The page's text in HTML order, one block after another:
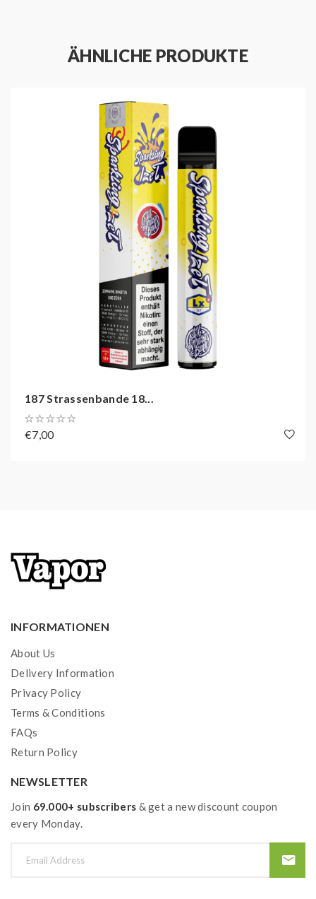
Produced by 187 Strassenbande
Füllmenge: 2 ml
Akkukapazität: 550 mAh
Nikotinstärke: 20 mg / ml
Enthält Nikotinsalz
Zugverhalten: MTL
Zugautomatik
Bis zu 600 Züge dampfen
ÄHNLICHE PRODUKTE
187 Strassenbande 18...
€7,00
INFORMATIONEN
About Us
Delivery Information
Privacy Policy
Terms & Conditions
FAQs
Return Policy
NEWSLETTER
Join 69.000+ subscribers & get a new discount coupon
every Monday.